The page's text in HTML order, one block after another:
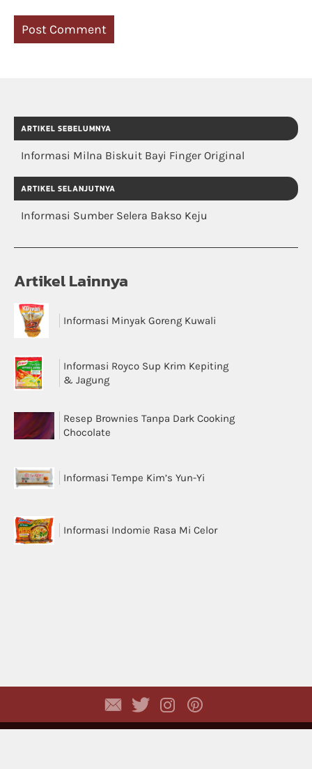
ARTIKEL SEBELUMNYA
Informasi Milna Biskuit Bayi Finger Original
ARTIKEL SELANJUTNYA
Informasi Sumber Selera Bakso Keju
Artikel Lainnya
Informasi Minyak Goreng Kuwali
Informasi Royco Sup Krim Kepiting
& Jagung
Resep Brownies Tanpa Dark Cooking
Chocolate
Informasi Tempe Kim’s Yun-Yi
Informasi Indomie Rasa Mi Celor